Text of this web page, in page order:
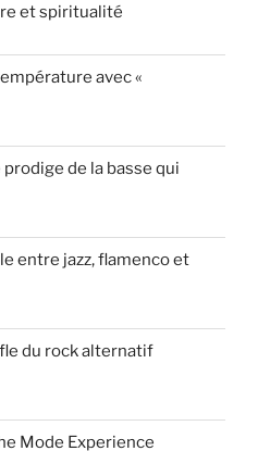
et spiritualité
avec «
de la basse qui
entre jazz, flamenco et
du rock alternatif
Mode Experience